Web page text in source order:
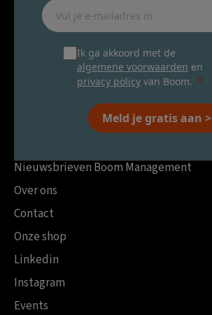
Ik ga akkoord met de
algemene voorwaarden en
privacy policy van Boom.
Meld je gratis aan >
Nieuwsbrieven Boom Management
Over ons
Contact
Onze shop
Linkedin
Instagram
Events